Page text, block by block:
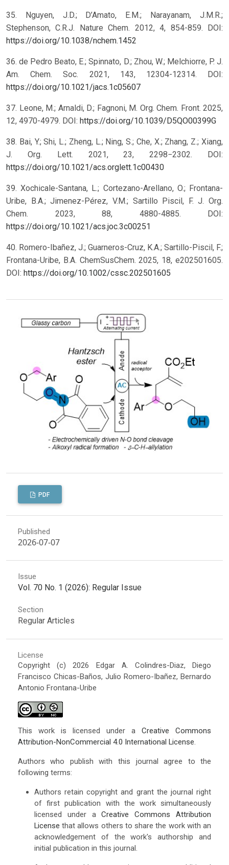
35. Nguyen, J.D.; D’Amato, E.M.; Narayanam, J.M.R.;
Stephenson, C.R.J. Nature Chem. 2012, 4, 854-859. DOI:
https://doi.org/10.1038/nchem.1452
36. de Pedro Beato, E.; Spinnato, D.; Zhou, W.; Melchiorre, P. J.
Am. Chem. Soc. 2021, 143, 12304-12314. DOI:
https://doi.org/10.1021/jacs.1c05607
37. Leone, M.; Arnaldi, D.; Fagnoni, M. Org. Chem. Front. 2025,
12, 4970-4979. DOI: https://doi.org/10.1039/D5QO00399G
38. Bai, Y.; Shi, L.; Zheng, L.; Ning, S.; Che, X.; Zhang, Z.; Xiang,
J. Org. Lett. 2021, 23, 2298−2302. DOI:
https://doi.org/10.1021/acs.orglett.1c00430
39. Xochicale-Santana, L.; Cortezano-Arellano, O.; Frontana-
Uribe, B.A.; Jimenez-Pérez, V.M.; Sartillo Piscil, F. J. Org.
Chem. 2023, 88, 4880-4885. DOI:
https://doi.org/10.1021/acs.joc.3c00251
40. Romero-Ibañez, J.; Guarneros-Cruz, K.A.; Sartillo-Piscil, F.;
Frontana-Uribe, B.A. ChemSusChem. 2025, 18, e202501605.
DOI: https://doi.org/10.1002/cssc.202501605
PDF
Published
2026-07-07
Issue
Vol. 70 No. 1 (2026): Regular Issue
Section
Regular Articles
License
Copyright (c) 2026 Edgar A. Colindres-Diaz, Diego
Francisco Chicas-Baños, Julio Romero-Ibañez, Bernardo
Antonio Frontana-Uribe
This work is licensed under aCreative Commons
Attribution-NonCommercial 4.0 International License.
Authors who publish with this journal agree to the
following terms:
Authors retain copyright and grant the journal right
of first publication with the work simultaneously
licensed under aCreative Commons Attribution
License that allows others to share the work with an
acknowledgement of the work's authorship and
initial publication in this journal.